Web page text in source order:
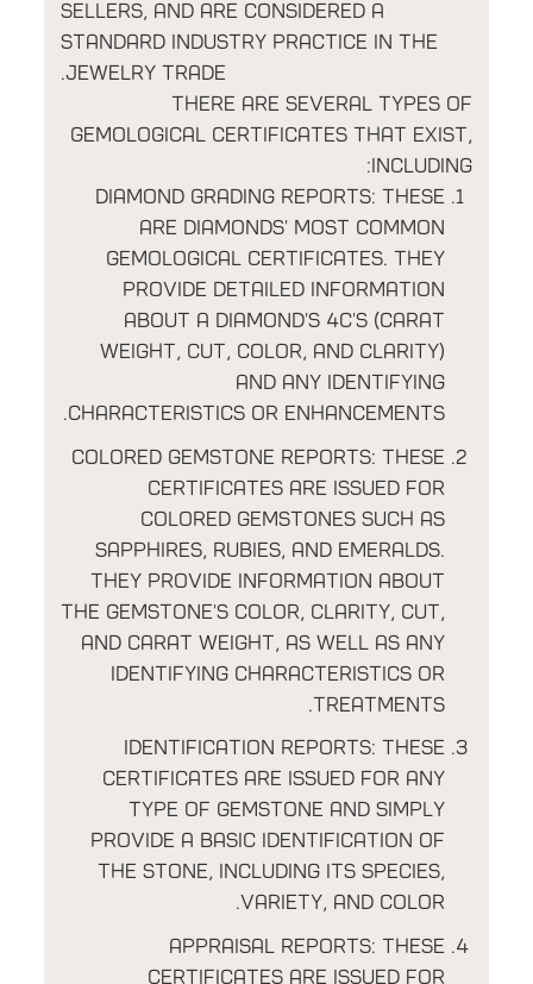
sellers, and are considered a
standard industry practice in the
jewelry trade.
There are several types of
gemological certificates that exist,
including:
Diamond Grading Reports: These
are diamonds' most common
gemological certificates. They
provide detailed information
about a diamond's 4C's (carat
weight, cut, color, and clarity)
and any identifying
characteristics or enhancements.
Colored Gemstone Reports: These
certificates are issued for
colored gemstones such as
sapphires, rubies, and emeralds.
They provide information about
the gemstone's color, clarity, cut,
and carat weight, as well as any
identifying characteristics or
treatments.
Identification Reports: These
certificates are issued for any
type of gemstone and simply
provide a basic identification of
the stone, including its species,
variety, and color.
Appraisal Reports: These
certificates are issued for